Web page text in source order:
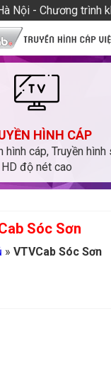
Nội - Chương trình
HÌNH CÁP
hình cáp, Truyền hình
HD độ nét cao
Sóc Sơn
» VTVCab Sóc Sơn